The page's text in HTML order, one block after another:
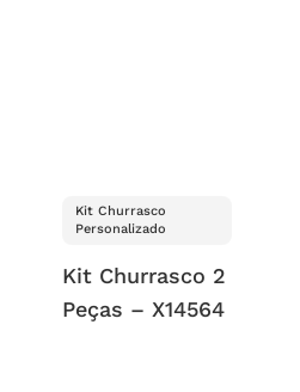
Kit Churrasco
Personalizado
Kit Churrasco 2
Peças – X14564